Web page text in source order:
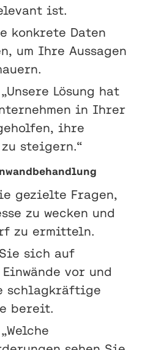
ist.
konkrete Daten
um Ihre Aussagen
Lösung hat
in Ihrer
ihre
steigern.“
gezielte Fragen,
zu wecken und
zu ermitteln.
sich auf
vor und
schlagkräftige
bereit.